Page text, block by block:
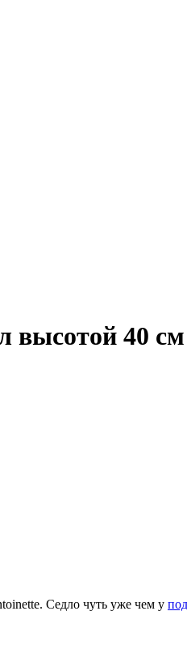
высотой 40
Седло чуть уже чем у